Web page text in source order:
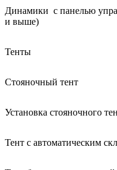
Динамики с панелью
и выше)
Тенты
Стояночный тент
Установка стояночного
Тент с автоматическим